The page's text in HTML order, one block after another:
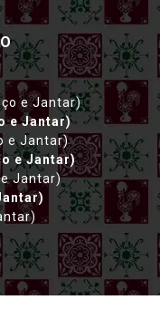
e Jantar)
e Jantar)
e Jantar)
e Jantar)
Jantar)